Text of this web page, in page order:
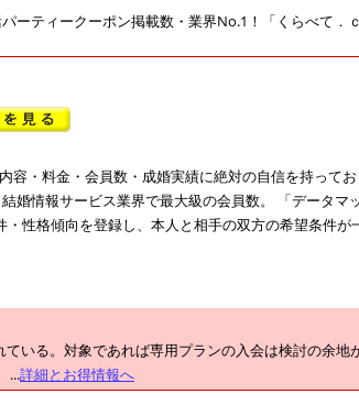
ーティークーポン掲載数・業界No.1！「くらべて．
容・料金・会員数・成婚実績に絶対の自信を持って
婚情報サービス業界で最大級の会員数。 「データマ
性格傾向を登録し、本人と相手の双方の希望条件が
いる。対象であれば専用プランの入会は検討の余地
...詳細とお得情報へ